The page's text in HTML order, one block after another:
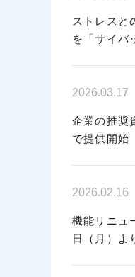
ストレスと
を「サイバ
2026.03.17
企業の推奨
で提供開始
2026.02.16
機能リニュ
日（月）よ